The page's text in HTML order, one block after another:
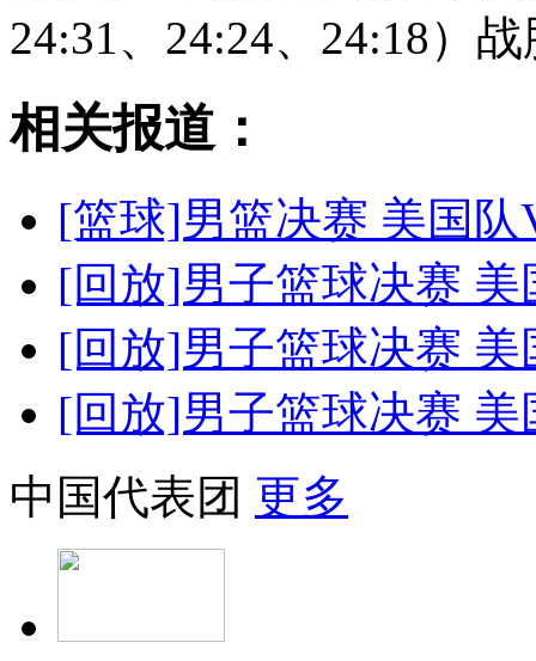
24:31、24:24、24:18）
相关报道：
[篮球]男篮决赛 美国
[回放]男子篮球决赛
[回放]男子篮球决赛
[回放]男子篮球决赛
中国代表团 更多